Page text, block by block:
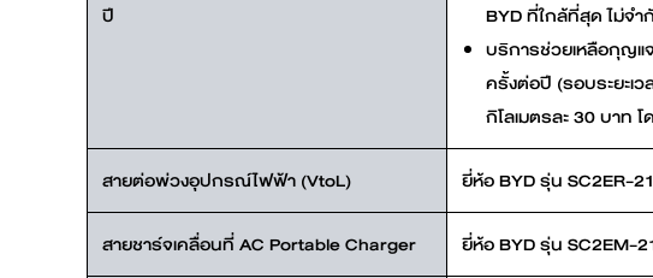
ปี
BYD ที่ใกล้ที่สุด ไม่จ
บริการช่วยเหลือกุญแ
ครั้งต่อปี (รอบระยะเ
กิโลเมตรละ 30 บาท
สายต่อพ่วงอุปกรณ์ไฟฟ้า (VtoL) ยี่ห้อ BYD รุ่น SC2ER-
สายชาร์จเคลื่อนที่ AC Portable Charger ยี่ห้อ BYD รุ่น SC2EM-